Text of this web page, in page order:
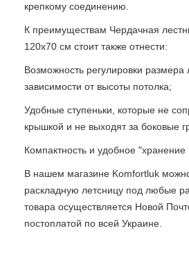
крепкому соединению.
К преимуществам Чердачная
120х70 см стоит также отнести:
Возможность регулировки размера
зависимости от высоты потолка;
Удобные ступеньки, которые не
крышкой и не выходят за боковые
Компактность и удобное "хранение
В нашем магазине Komfortluk можно
раскладную летсницу под любые
товара осуществляется Новой
постоплатой по всей Украине.